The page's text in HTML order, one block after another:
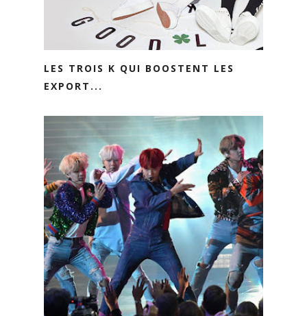
LES TROIS K QUI BOOSTENT LES
EXPORT...